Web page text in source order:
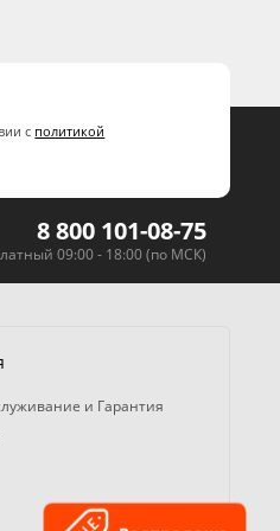
с политикой
8 800 101-08-75
09:00 - 18:00 (по МСК)
и Гарантия